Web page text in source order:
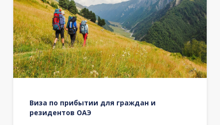
Виза по прибытии для граждан и
резидентов ОАЭ